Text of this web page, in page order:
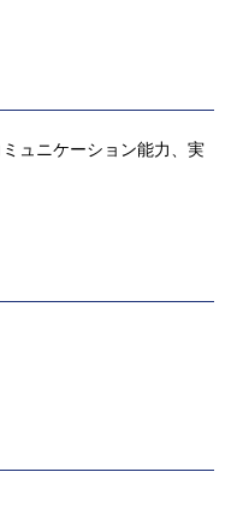
ュニケーション能力、実